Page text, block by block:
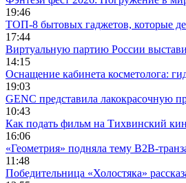
19:46
ТОП-8 бытовых гаджетов, которые
17:44
Виртуальную партию России
14:15
Оснащение кабинета косметолога:
19:03
GENC представила лакокрасочную
10:43
Как подать фильм на Тихвинский
16:06
«Геометрия» подняла тему B2B-
11:48
Победительница «Холостяка»